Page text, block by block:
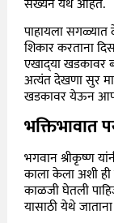
पाहायला
शिकार करताना
एखाद्‌या खडकावर
अत्यंत देखणा सुर
खडकावर येऊन
भक्तिभावात
भगवान श्रीकृष्ण
काला केला अशी ही
काळजी घेतली
यासाठी येथे जाताना